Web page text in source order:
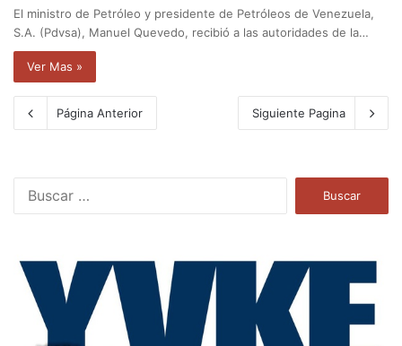
El ministro de Petróleo y presidente de Petróleos de Venezuela,
S.A. (Pdvsa), Manuel Quevedo, recibió a las autoridades de la…
Ver Mas »
Página Anterior Siguiente Pagina
a